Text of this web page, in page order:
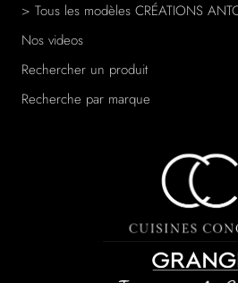
> Tous les modèles CRÉATIONS
Nos videos
Rechercher un produit
Recherche par marque